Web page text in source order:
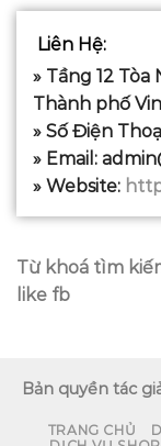
Liên Hệ:
» Tầng 12
Thành phố
» Số Điện
» Email:
» Website:
Từ khoá tìm
like fb
Bản quyền tác
TRANG CHỦ